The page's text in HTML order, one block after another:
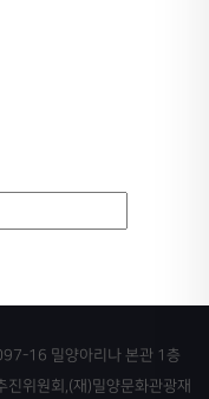
16 밀양아리나 본관 1층
진위원회,(재)밀양문화관광재